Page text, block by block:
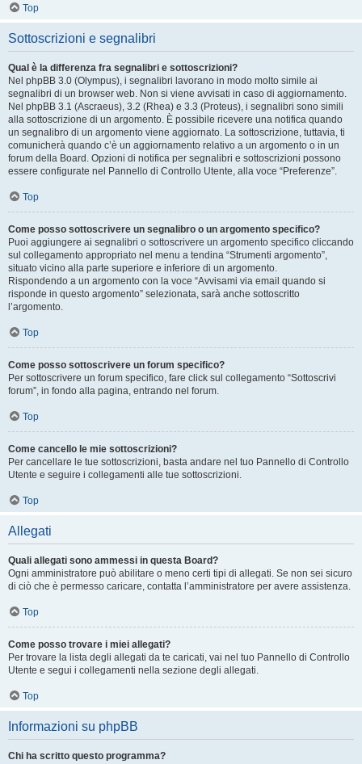
Top
Sottoscrizioni e segnalibri
Qual è la differenza fra segnalibri e sottoscrizioni?
Nel phpBB 3.0 (Olympus), i segnalibri lavorano in modo molto simile ai
segnalibri di un browser web. Non si viene avvisati in caso di aggiornamento.
Nel phpBB 3.1 (Ascraeus), 3.2 (Rhea) e 3.3 (Proteus), i segnalibri sono simili
alla sottoscrizione di un argomento. È possibile ricevere una notifica quando
un segnalibro di un argomento viene aggiornato. La sottoscrizione, tuttavia, ti
comunicherà quando c’è un aggiornamento relativo a un argomento o in un
forum della Board. Opzioni di notifica per segnalibri e sottoscrizioni possono
essere configurate nel Pannello di Controllo Utente, alla voce “Preferenze”.
Top
Come posso sottoscrivere un segnalibro o un argomento specifico?
Puoi aggiungere ai segnalibri o sottoscrivere un argomento specifico cliccando
sul collegamento appropriato nel menu a tendina “Strumenti argomento”,
situato vicino alla parte superiore e inferiore di un argomento.
Rispondendo a un argomento con la voce “Avvisami via email quando si
risponde in questo argomento” selezionata, sarà anche sottoscritto
l’argomento.
Top
Come posso sottoscrivere un forum specifico?
Per sottoscrivere un forum specifico, fare click sul collegamento “Sottoscrivi
forum”, in fondo alla pagina, entrando nel forum.
Top
Come cancello le mie sottoscrizioni?
Per cancellare le tue sottoscrizioni, basta andare nel tuo Pannello di Controllo
Utente e seguire i collegamenti alle tue sottoscrizioni.
Top
Allegati
Quali allegati sono ammessi in questa Board?
Ogni amministratore può abilitare o meno certi tipi di allegati. Se non sei sicuro
di ciò che è permesso caricare, contatta l’amministratore per avere assistenza.
Top
Come posso trovare i miei allegati?
Per trovare la lista degli allegati da te caricati, vai nel tuo Pannello di Controllo
Utente e segui i collegamenti nella sezione degli allegati.
Top
Informazioni su phpBB
Chi ha scritto questo programma?